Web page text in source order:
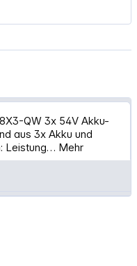
QW 3x 54V Akku-
aus 3x Akku und
Leistung… Mehr